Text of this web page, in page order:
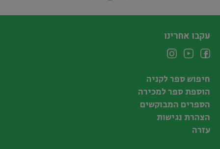
עקבו אחרינו
חיפוש ספר לקניה
הוספת ספר למכירה
הספרים המבוקשים
הצהרת נגישות
עזרה